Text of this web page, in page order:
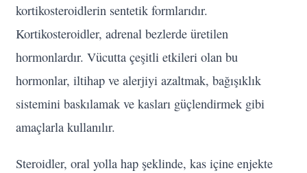
kortikosteroidlerin sentetik formlarıdır.
Kortikosteroidler, adrenal bezlerde üretilen
hormonlardır. Vücutta çeşitli etkileri olan bu
hormonlar, iltihap ve alerjiyi azaltmak, bağışıklık
sistemini baskılamak ve kasları güçlendirmek gibi
amaçlarla kullanılır.
Steroidler, oral yolla hap şeklinde, kas içine enjekte